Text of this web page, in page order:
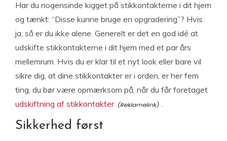
Har du nogensinde kigget på stikkontakterne i dit hjem
og tænkt: “Disse kunne bruge en opgradering”? Hvis
ja, så er du ikke alene. Generelt er det en god idé at
udskifte stikkontakterne i dit hjem med et par års
mellemrum. Hvis du er klar til et nyt look eller bare vil
sikre dig, at dine stikkontakter er i orden, er her fem
ting, du bør være opmærksom på, når du får foretaget
udskiftning af stikkontakter
.
Sikkerhed først